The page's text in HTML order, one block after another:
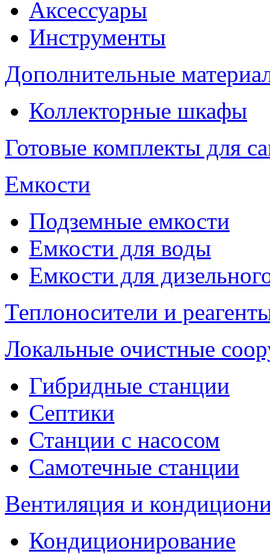
Аксессуары
Инструменты
Дополнительные
Коллекторные шкафы
Готовые комплекты для
Емкости
Подземные емкости
Емкости для воды
Емкости для
Теплоносители и
Локальные очистные
Гибридные станции
Септики
Станции с насосом
Самотечные станции
Вентиляция и
Кондиционирование